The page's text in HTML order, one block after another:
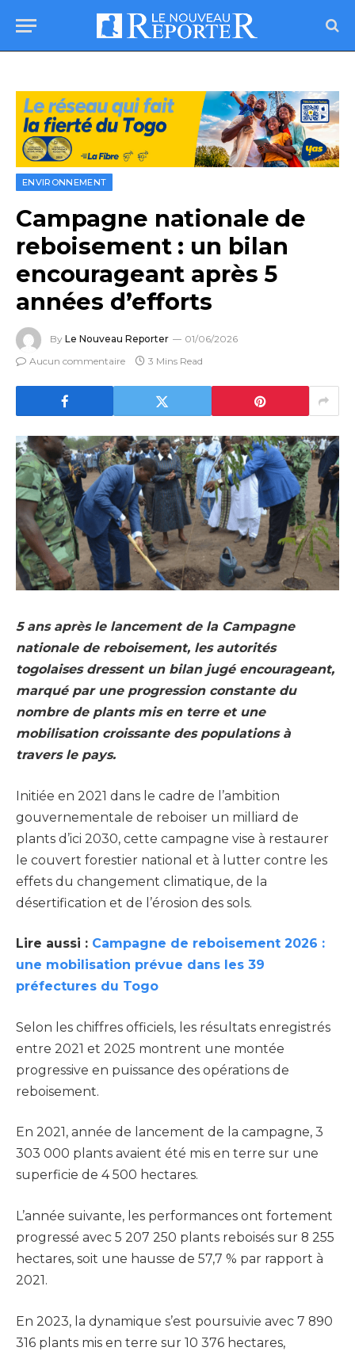
ENVIRONNEMENT
Campagne nationale de
reboisement : un bilan
encourageant après 5
années d’efforts
By Le Nouveau Reporter
01/06/2026
Aucun commentaire
3 Mins Read
5 ans après le lancement de la Campagne
nationale de reboisement, les autorités
togolaises dressent un bilan jugé encourageant,
marqué par une progression constante du
nombre de plants mis en terre et une
mobilisation croissante des populations à
travers le pays.
Initiée en 2021 dans le cadre de l’ambition
gouvernementale de reboiser un milliard de
plants d’ici 2030, cette campagne vise à restaurer
le couvert forestier national et à lutter contre les
effets du changement climatique, de la
désertification et de l’érosion des sols.
Lire aussi : Campagne de reboisement 2026 :
une mobilisation prévue dans les 39
préfectures du Togo
Selon les chiffres officiels, les résultats enregistrés
entre 2021 et 2025 montrent une montée
progressive en puissance des opérations de
reboisement.
En 2021, année de lancement de la campagne, 3
303 000 plants avaient été mis en terre sur une
superficie de 4 500 hectares.
L’année suivante, les performances ont fortement
progressé avec 5 207 250 plants reboisés sur 8 255
hectares, soit une hausse de 57,7 % par rapport à
2021.
En 2023, la dynamique s’est poursuivie avec 7 890
316 plants mis en terre sur 10 376 hectares,